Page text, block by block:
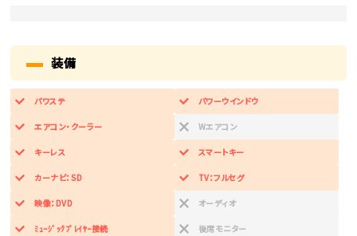
装備
パワステ パワーウインドウ
エアコン・クーラー Wエアコン
キーレス スマートキー
カーナビ：SD TV：フルセグ
映像：DVD オーディオ
ﾐｭｰｼﾞｯｸﾌﾟﾚｲﾔｰ接続 後席モニター